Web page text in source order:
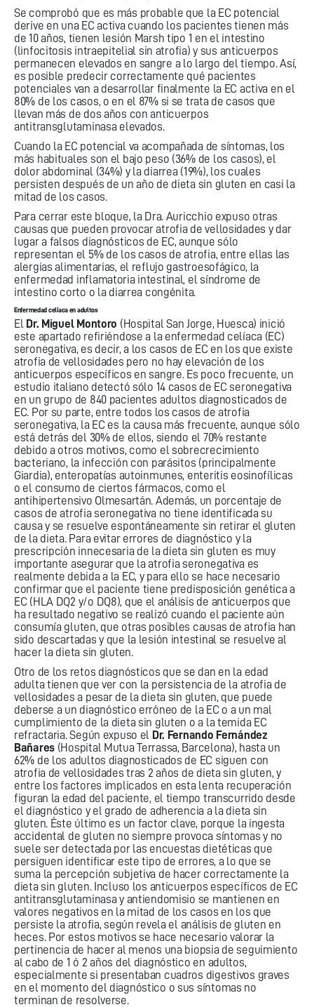
Se comprobó que es más probable que la EC potencial
derive en una EC activa cuando los pacientes tienen más
de 10 años, tienen lesión Marsh tipo 1 en el intestino
(linfocitosis intraepitelial sin atrofia) y sus anticuerpos
permanecen elevados en sangre a lo largo del tiempo. Así,
es posible predecir correctamente qué pacientes
potenciales van a desarrollar finalmente la EC activa en el
80% de los casos, o en el 87% si se trata de casos que
llevan más de dos años con anticuerpos
antitransglutaminasa elevados.
Cuando la EC potencial va acompañada de síntomas, los
más habituales son el bajo peso (36% de los casos), el
dolor abdominal (34%) y la diarrea (19%), los cuales
persisten después de un año de dieta sin gluten en casi la
mitad de los casos.
Para cerrar este bloque, la Dra. Auricchio expuso otras
causas que pueden provocar atrofia de vellosidades y dar
lugar a falsos diagnósticos de EC, aunque sólo
representan el 5% de los casos de atrofia, entre ellas las
alergias alimentarias, el reflujo gastroesofágico, la
enfermedad inflamatoria intestinal, el síndrome de
intestino corto o la diarrea congénita.
Enfermedad celíaca en adultos
El Dr. Miguel Montoro (Hospital San Jorge, Huesca) inició
este apartado refiriéndose a la enfermedad celíaca (EC)
seronegativa, es decir, a los casos de EC en los que existe
atrofia de vellosidades pero no hay elevación de los
anticuerpos específicos en sangre. Es poco frecuente, un
estudio italiano detectó sólo 14 casos de EC seronegativa
en un grupo de 840 pacientes adultos diagnosticados de
EC. Por su parte, entre todos los casos de atrofia
seronegativa, la EC es la causa más frecuente, aunque sólo
está detrás del 30% de ellos, siendo el 70% restante
debido a otros motivos, como el sobrecrecimiento
bacteriano, la infección con parásitos (principalmente
Giardia), enteropatías autoinmunes, enteritis eosinofílicas
o el consumo de ciertos fármacos, como el
antihipertensivo Olmesartán. Además, un porcentaje de
casos de atrofia seronegativa no tiene identificada su
causa y se resuelve espontáneamente sin retirar el gluten
de la dieta. Para evitar errores de diagnóstico y la
prescripción innecesaria de la dieta sin gluten es muy
importante asegurar que la atrofia seronegativa es
realmente debida a la EC, y para ello se hace necesario
confirmar que el paciente tiene predisposición genética a
EC (HLA DQ2 y/o DQ8), que el análisis de anticuerpos que
ha resultado negativo se realizó cuando el paciente aún
consumía gluten, que otras posibles causas de atrofia han
sido descartadas y que la lesión intestinal se resuelve al
hacer la dieta sin gluten.
Otro de los retos diagnósticos que se dan en la edad
adulta tienen que ver con la persistencia de la atrofia de
vellosidades a pesar de la dieta sin gluten, que puede
deberse a un diagnóstico erróneo de la EC o a un mal
cumplimiento de la dieta sin gluten o a la temida EC
refractaria. Según expuso el Dr. Fernando Fernández
Bañares (Hospital Mutua Terrassa, Barcelona), hasta un
62% de los adultos diagnosticados de EC siguen con
atrofia de vellosidades tras 2 años de dieta sin gluten, y
entre los factores implicados en esta lenta recuperación
figuran la edad del paciente, el tiempo transcurrido desde
el diagnóstico y el grado de adherencia a la dieta sin
gluten. Éste último es un factor clave, porque la ingesta
accidental de gluten no siempre provoca síntomas y no
suele ser detectada por las encuestas dietéticas que
persiguen identificar este tipo de errores, a lo que se
suma la percepción subjetiva de hacer correctamente la
dieta sin gluten. Incluso los anticuerpos específicos de EC
antitransglutaminasa y antiendomisio se mantienen en
valores negativos en la mitad de los casos en los que
persiste la atrofia, según revela el análisis de gluten en
heces. Por estos motivos se hace necesario valorar la
pertinencia de hacer al menos una biopsia de seguimiento
al cabo de 1 ó 2 años del diagnóstico en adultos,
especialmente si presentaban cuadros digestivos graves
en el momento del diagnóstico o sus síntomas no
terminan de resolverse.